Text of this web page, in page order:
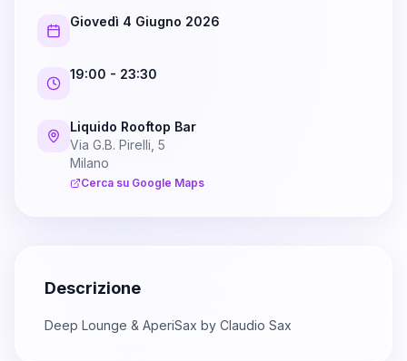
Giovedì 4 Giugno 2026
19:00 - 23:30
Liquido Rooftop Bar
Via G.B. Pirelli, 5
Milano
Cerca su Google Maps
Descrizione
Deep Lounge & AperiSax by Claudio Sax